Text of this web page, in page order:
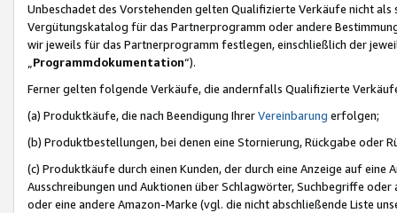
Unbeschadet des Vorstehenden gelten Qualifizierte Verkäufe nicht
Vergütungskatalog für das Partnerprogramm oder andere
wir jeweils für das Partnerprogramm festlegen, einschließlich der
Programmdokumentation“).
Ferner gelten folgende Verkäufe, die andernfalls Qualifizierte
(a) Produktkäufe, die nach Beendigung IhrerVereinbarung erfolgen;
(b) Produktbestellungen, bei denen eine Stornierung, Rückgabe oder
(c) Produktkäufe durch einen Kunden, der durch eine Anzeige auf
Ausschreibungen und Auktionen über Schlagwörter, Suchbegriffe
oder eine andere Amazon-Marke (vgl. die nicht abschließende Liste